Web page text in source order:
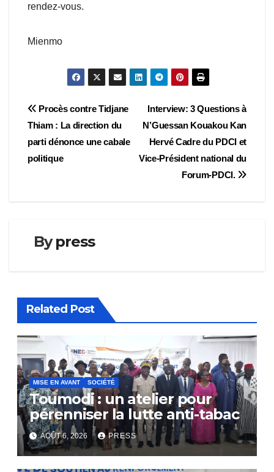
rendez-vous.
Mienmo
Navigation
de
l’article
Interview: 3 Questions à
N’Guessan Kouakou Kan
Hervé Cadre du PDCI et
Vice-Président national du
Forum-PDCI.
Procès contre Tidjane
Thiam : La direction du
parti dénonce une cabale
politique
Bypress
Related Post
MISE EN AVANT SOCIÉTÉ
Toumodi : un atelier pour
pérenniser la lutte anti-tabac
AOÛT 6, 2026 PRESS